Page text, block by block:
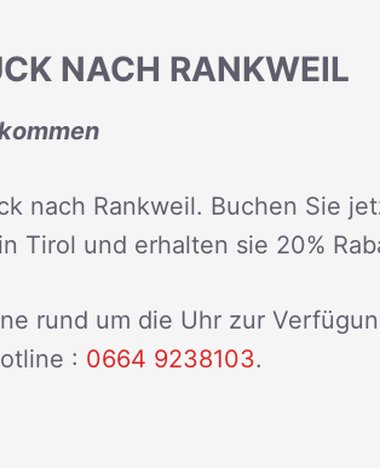
NACH RANKWEIL
nach Rankweil. Buchen Sie
Tirol und erhalten sie 20%
rund um die Uhr zur
: 0664 9238103.